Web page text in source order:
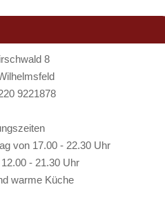
8
9221878
von 17.00 - 22.30 Uhr
- 21.30 Uhr
warme Küche